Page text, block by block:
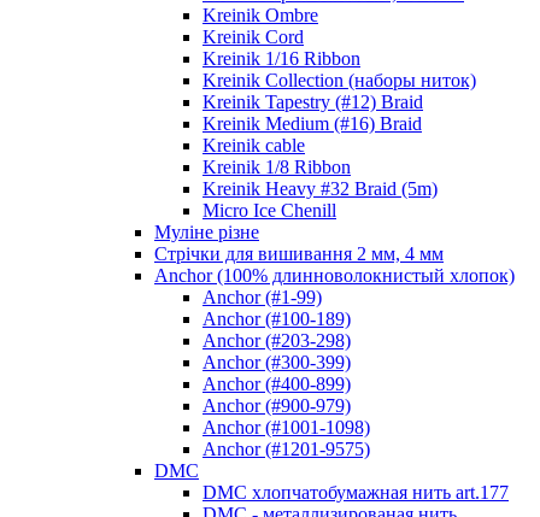
Kreinik Ombre
Kreinik Cord
Kreinik 1/16 Ribbon
Kreinik Collection (наборы ниток)
Kreinik Tapestry (#12) Braid
Kreinik Medium (#16) Braid
Kreinik cable
Kreinik 1/8 Ribbon
Kreinik Heavy #32 Braid (5m)
Micro Ice Chenill
Муліне різне
Стрічки для вишивання 2 мм, 4 мм
Anchor (100% длинноволокнистый хлопок)
Anchor (#1-99)
Anchor (#100-189)
Anchor (#203-298)
Anchor (#300-399)
Anchor (#400-899)
Anchor (#900-979)
Anchor (#1001-1098)
Anchor (#1201-9575)
DMC
DMC хлопчатобумажная нить art.177